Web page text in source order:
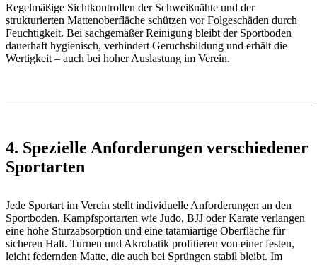
Regelmäßige Sichtkontrollen der Schweißnähte und der
strukturierten Mattenoberfläche schützen vor Folgeschäden durch
Feuchtigkeit. Bei sachgemäßer Reinigung bleibt der Sportboden
dauerhaft hygienisch, verhindert Geruchsbildung und erhält die
Wertigkeit – auch bei hoher Auslastung im Verein.
4. Spezielle Anforderungen verschiedener
Sportarten
Jede Sportart im Verein stellt individuelle Anforderungen an den
Sportboden. Kampfsportarten wie Judo, BJJ oder Karate verlangen
eine hohe Sturzabsorption und eine tatamiartige Oberfläche für
sicheren Halt. Turnen und Akrobatik profitieren von einer festen,
leicht federnden Matte, die auch bei Sprüngen stabil bleibt. Im